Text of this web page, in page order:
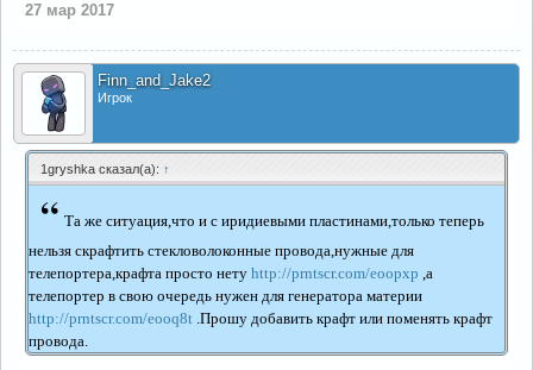
27 мар 2017
Finn_and_Jake2
Игрок
1gryshka сказал(а): ↑
“ Та же ситуация,что и с иридиевыми пластинами,только теперь
нельзя скрафтить стекловолоконные провода,нужные для
телепортера,крафта просто нету http://prntscr.com/eoopxp ,а
телепортер в свою очередь нужен для генератора материи
http://prntscr.com/eooq8t .Прошу добавить крафт или поменять крафт
провода.